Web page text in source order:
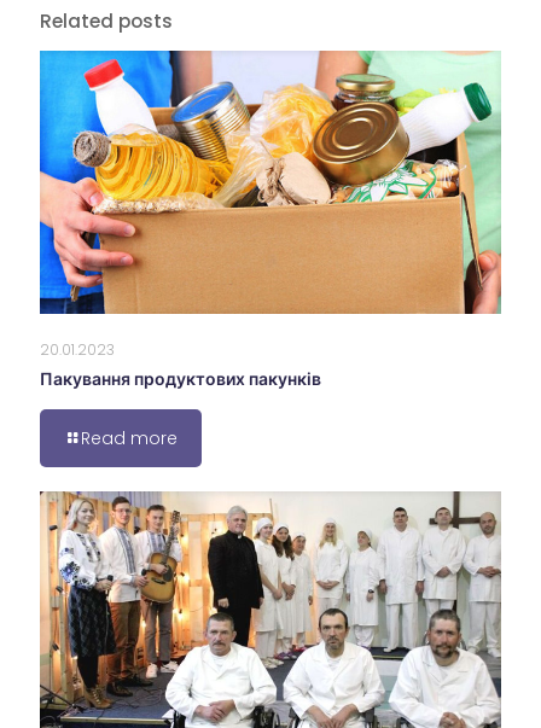
Related posts
20.01.2023
Пакування продуктових пакунків
Read more